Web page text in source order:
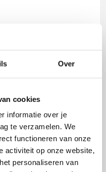
Over
cookies
informatie over je
te verzamelen. We
functioneren van onze
activiteit op onze website,
personaliseren van